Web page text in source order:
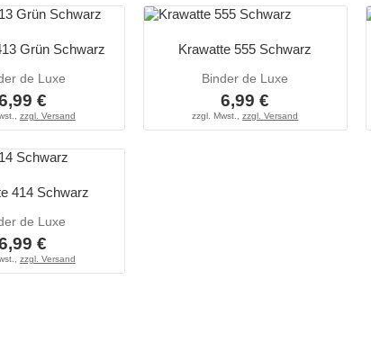
Grün Schwarz
de Luxe
€
zzgl. Versand
Krawatte 555 Schwarz
Binder de Luxe
6,99 €
zzgl. Mwst.,zzgl. Versand
414 Schwarz
de Luxe
€
zzgl. Versand